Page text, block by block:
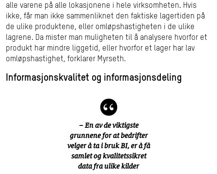
alle varene på alle lokasjonene i hele virksomheten. Hvis
ikke, får man ikke sammenliknet den faktiske lagertiden på
de ulike produktene, eller omløpshastigheten i de ulike
lagrene. Da mister man muligheten til å analysere hvorfor et
produkt har mindre liggetid, eller hvorfor et lager har lav
omløpshastighet, forklarer Myrseth.
Informasjonskvalitet og informasjonsdeling
– En av de viktigste
grunnene for at bedrifter
velger å ta i bruk BI, er å få
samlet og kvalitetssikret
data fra ulike kilder